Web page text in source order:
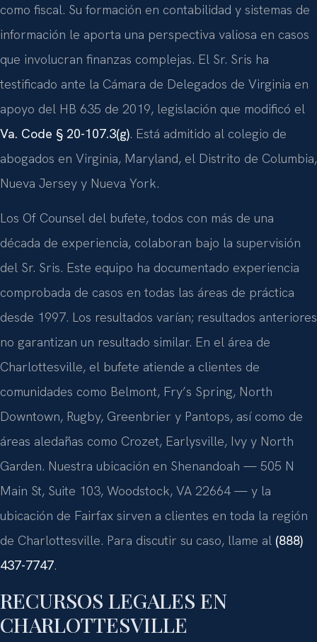
como fiscal. Su formación en contabilidad y sistemas de
información le aporta una perspectiva valiosa en casos
que involucran finanzas complejas. El Sr. Sris ha
testificado ante la Cámara de Delegados de Virginia en
apoyo del HB 635 de 2019, legislación que modificó el
Va. Code § 20-107.3(g). Está admitido al colegio de
abogados en Virginia, Maryland, el Distrito de Columbia,
Nueva Jersey y Nueva York.
Los Of Counsel del bufete, todos con más de una
década de experiencia, colaboran bajo la supervisión
del Sr. Sris. Este equipo ha documentado experiencia
comprobada de casos en todas las áreas de práctica
desde 1997. Los resultados varían; resultados anteriores
no garantizan un resultado similar. En el área de
Charlottesville, el bufete atiende a clientes de
comunidades como Belmont, Fry’s Spring, North
Downtown, Rugby, Greenbrier y Pantops, así como de
áreas aledañas como Crozet, Earlysville, Ivy y North
Garden. Nuestra ubicación en Shenandoah — 505 N
Main St, Suite 103, Woodstock, VA 22664 — y la
ubicación de Fairfax sirven a clientes en toda la región
de Charlottesville. Para discutir su caso, llame al (888)
437-7747.
RECURSOS LEGALES EN
CHARLOTTESVILLE